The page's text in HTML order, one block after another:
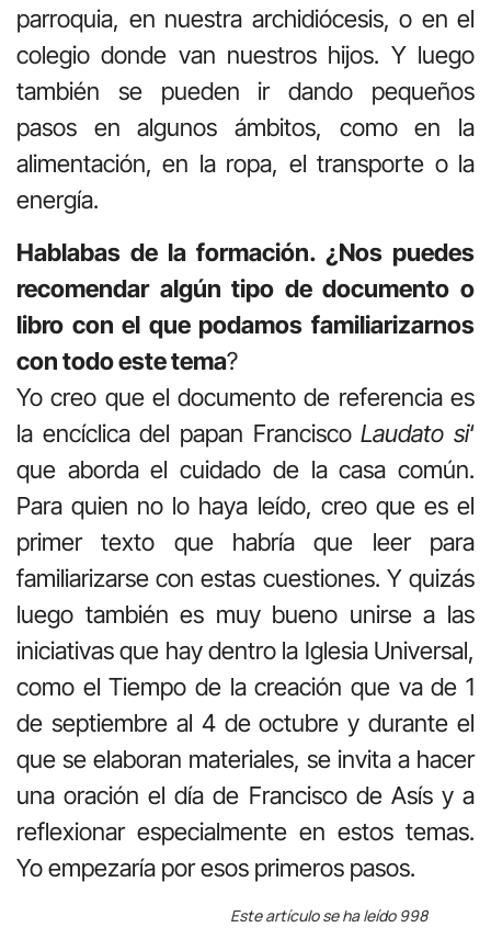
parroquia, en nuestra archidiócesis, o en el
colegio donde van nuestros hijos. Y luego
también se pueden ir dando pequeños
pasos en algunos ámbitos, como en la
alimentación, en la ropa, el transporte o la
energía.
Hablabas de la formación. ¿Nos puedes
recomendar algún tipo de documento o
libro con el que podamos familiarizarnos
con todo este tema?
Yo creo que el documento de referencia es
la encíclica del papan FranciscoLaudato si‘
que aborda el cuidado de la casa común.
Para quien no lo haya leído, creo que es el
primer texto que habría que leer para
familiarizarse con estas cuestiones. Y quizás
luego también es muy bueno unirse a las
iniciativas que hay dentro la Iglesia Universal,
como el Tiempo de la creación que va de 1
de septiembre al 4 de octubre y durante el
que se elaboran materiales, se invita a hacer
una oración el día de Francisco de Asís y a
reflexionar especialmente en estos temas.
Yo empezaría por esos primeros pasos.
Este artículo se ha leído 998